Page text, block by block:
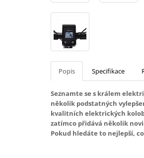
Popis Specifikace
Seznamte se s králem
několik podstatných
kvalitních elektrických
zatímco přidává několik
Pokud hledáte to nejlepší,